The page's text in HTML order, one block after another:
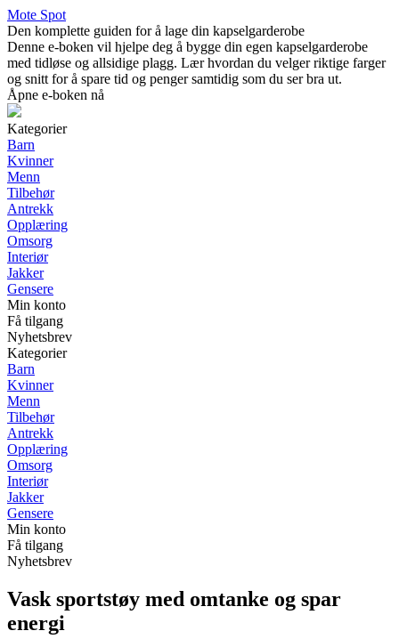
Mote Spot
Den komplette guiden for å lage din kapselgarderobe
Denne e-boken vil hjelpe deg å bygge din egen kapselgarderobe
med tidløse og allsidige plagg. Lær hvordan du velger riktige farger
og snitt for å spare tid og penger samtidig som du ser bra ut.
Åpne e-boken nå
Kategorier
Barn
Kvinner
Menn
Tilbehør
Antrekk
Opplæring
Omsorg
Interiør
Jakker
Gensere
Min konto
Få tilgang
Nyhetsbrev
Kategorier
Barn
Kvinner
Menn
Tilbehør
Antrekk
Opplæring
Omsorg
Interiør
Jakker
Gensere
Min konto
Få tilgang
Nyhetsbrev
Vask sportstøy med omtanke og spar
energi